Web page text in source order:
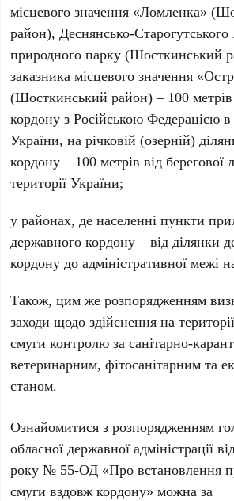
місцевого значення «Ломленка»
район), Деснянсько-
природного парку (Шосткинський
заказника місцевого значення
(Шосткинський район) – 100
кордону з Російською Федерацією в
України, на річковій (озерній)
кордону – 100 метрів від берегової
території України;
у районах, де населенні пункти
державного кордону – від ділянки
кордону до адміністративної межі
Також, цим же розпорядженням
заходи щодо здійснення на
смуги контролю за санітарно-
ветеринарним, фітосанітарним та
станом.
Ознайомитися з розпорядженням
обласної державної адміністрації
року № 55-ОД «Про встановлення
смуги вздовж кордону» можна за